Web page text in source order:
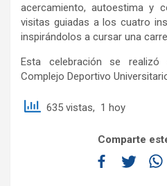
acercamiento, autoestima y
visitas guiadas a los cuatro
inspirándolos a cursar una
Esta celebración se
Complejo Deportivo
635 vistas, 1 hoy
Comparte